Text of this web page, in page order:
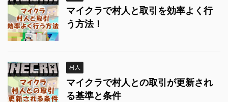
マイクラで村人と取引を効率よく行
う方法！
村人
マイクラで村人との取引が更新され
る基準と条件